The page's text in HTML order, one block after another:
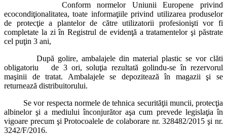
Conform normelor Uniunii Europene privind
ecocondiţionalitatea, toate informaţiile privind utilizarea produselor
de protecţie a plantelor de către utilizatorii profesionişti vor fi
completate la zi în Registrul de evidenţă a tratamentelor şi păstrate
cel puţin 3 ani,
După golire, ambalajele din material plastic se vor clăti
obligatoriu de 3 ori, soluţia rezultată golindu-se în rezervorul
maşinii de tratat. Ambalajele se depozitează în magazii şi se
returnează distribuitorului.
Se vor respecta normele de tehnica securităţii muncii, protecţia
albinelor şi a mediului înconjurător aşa cum prevede legislaţia în
vigoare precum şi Protocoalele de colaborare nr. 328482/2015 şi nr.
3242/F/2016.